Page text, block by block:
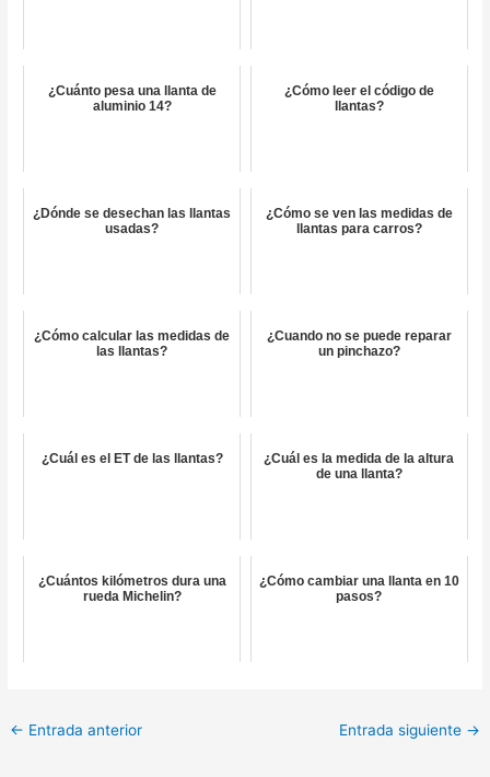
¿Cuánto pesa una llanta de
aluminio 14?
¿Cómo leer el código de
llantas?
¿Dónde se desechan las llantas
usadas?
¿Cómo se ven las medidas de
llantas para carros?
¿Cómo calcular las medidas de
las llantas?
¿Cuando no se puede reparar
un pinchazo?
¿Cuál es el ET de las llantas?
¿Cuál es la medida de la altura
de una llanta?
¿Cuántos kilómetros dura una
rueda Michelin?
¿Cómo cambiar una llanta en 10
pasos?
← Entrada anterior Entrada siguiente →